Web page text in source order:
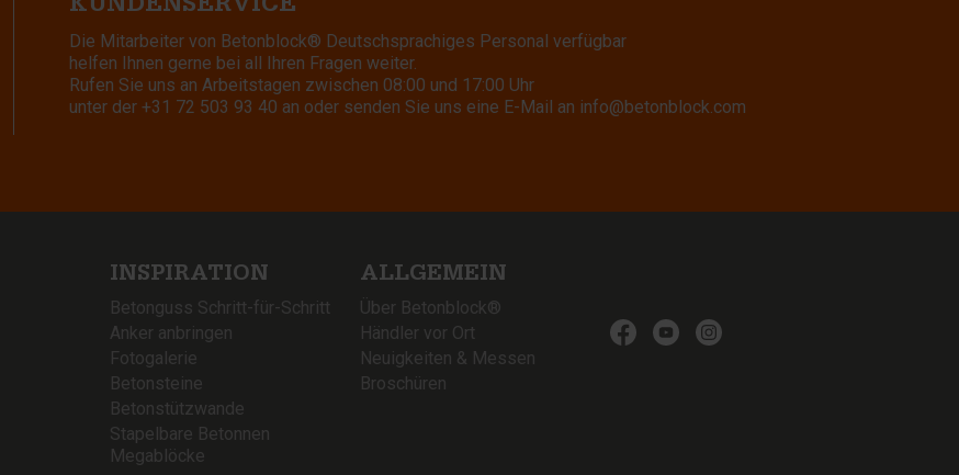
KUNDENSERVICE
Die Mitarbeiter von Betonblock® Deutschsprachiges Personal verfügbar
helfen Ihnen gerne bei all Ihren Fragen weiter.
Rufen Sie uns an Arbeitstagen zwischen 08:00 und 17:00 Uhr
unter der +31 72 503 93 40 an oder senden Sie uns eine E-Mail an info@betonblock.com
INSPIRATION
Betonguss Schritt-für-Schritt
Anker anbringen
Fotogalerie
Betonsteine
Betonstützwande
Stapelbare Betonnen
Megablöcke
ALLGEMEIN
Über Betonblock®
Händler vor Ort
Neuigkeiten & Messen
Broschüren